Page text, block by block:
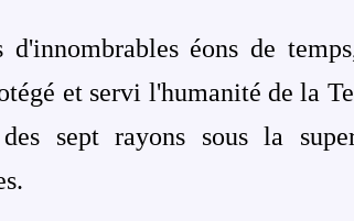
d'innombrables éons de
et servi l'humanité de la
sept rayons sous la